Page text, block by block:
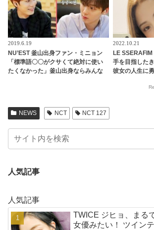
2019.6.19
NU’EST 釜山出身ファン・ミニョン
「標準語〇〇がクサくて絶対に使い
たくなかった」釜山出身ならみんな
2022.10.21
LE
手を目指した
彼女の人生に
った」感動的
NEWS NCT NCT 127
人気記事
人気記事
TWICE ジヒョ、まる
女優みたい！ ツイン